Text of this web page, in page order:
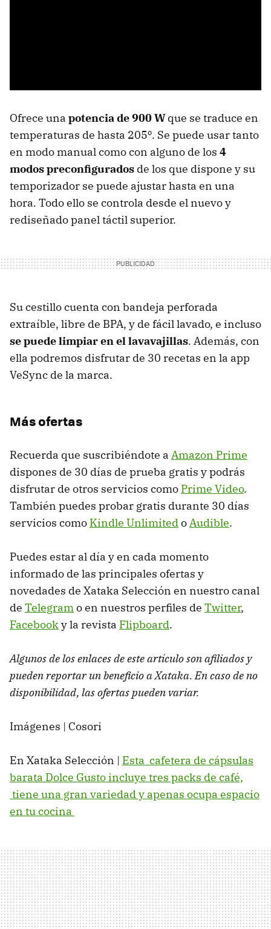
Ofrece una potencia de 900 Wque se traduce en
temperaturas de hasta 205º. Se puede usar tanto
en modo manual como con alguno de los 4
modos preconfigurados de los que dispone y su
temporizador se puede ajustar hasta en una
hora. Todo ello se controla desde el nuevo y
rediseñado panel táctil superior.
Su cestillo cuenta con bandeja perforada
extraíble, libre de BPA, y de fácil lavado, e incluso
se puede limpiar en el lavavajillas. Además, con
ella podremos disfrutar de 30 recetas en la app
VeSync de la marca.
Más ofertas
Recuerda que suscribiéndote a Amazon Prime
dispones de 30 días de prueba gratis y podrás
disfrutar de otros servicios como Prime Video.
También puedes probar gratis durante 30 días
servicios como Kindle UnlimitedoAudible.
Puedes estar al día y en cada momento
informado de las principales ofertas y
novedades de Xataka Selección en nuestro canal
de Telegramo en nuestros perfiles de Twitter,
Facebooky la revista Flipboard.
Algunos de los enlaces de este artículo son afiliados y
pueden reportar un beneficio a Xataka. En caso de no
disponibilidad, las ofertas pueden variar.
Imágenes | Cosori
En Xataka Selección | Esta cafetera de cápsulas
barata Dolce Gusto incluye tres packs de café,
tiene una gran variedad y apenas ocupa espacio
en tu cocina